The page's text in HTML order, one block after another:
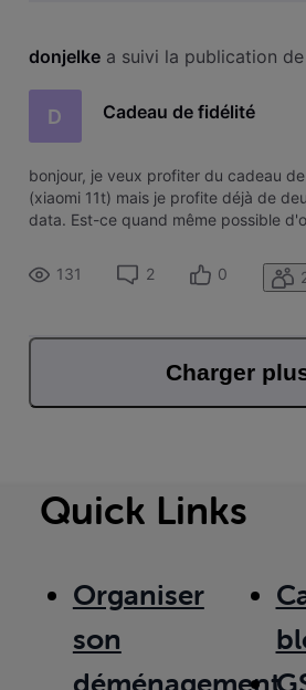
donjelke a suivi la publication de
D Cadeau de fidélité
bonjour, je veux profiter du cadeau
(xiaomi 11t) mais je profite déjà de
data. Est-ce quand même possible
supprimés comme écrit ?
131 2 0
Charger
Quick Links
Organiser
son